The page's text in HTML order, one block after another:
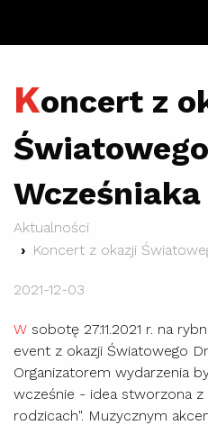
Koncert z
Wcześniaka
Aktualności
Koncert z okazji
2021-12-03
W sobotę 27.11.2021 r. na
event z okazji Światowego
Organizatorem wydarzenia
wcześnie - idea stworzona
rodzicach". Muzycznym